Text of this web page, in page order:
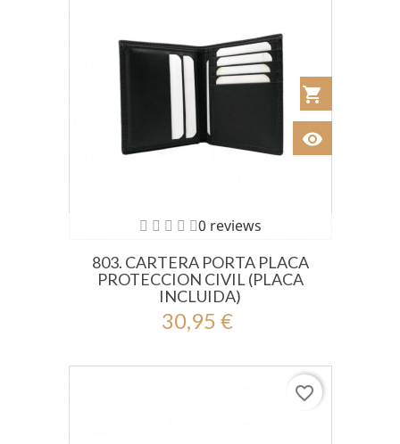
0 reviews
803. CARTERA PORTA PLACA
PROTECCION CIVIL (PLACA
INCLUIDA)
30,95 €
shopping_cart
visibility
favorite_border